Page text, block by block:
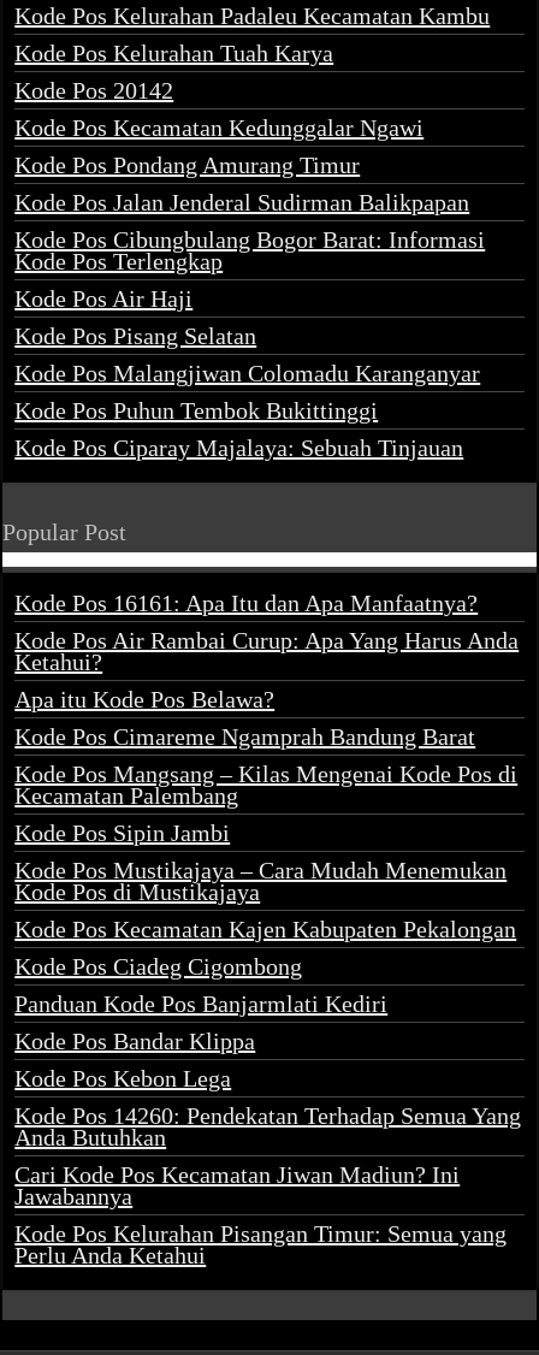
Kode Pos Kelurahan Padaleu Kecamatan Kambu
Kode Pos Kelurahan Tuah Karya
Kode Pos 20142
Kode Pos Kecamatan Kedunggalar Ngawi
Kode Pos Pondang Amurang Timur
Kode Pos Jalan Jenderal Sudirman Balikpapan
Kode Pos Cibungbulang Bogor Barat: Informasi
Kode Pos Terlengkap
Kode Pos Air Haji
Kode Pos Pisang Selatan
Kode Pos Malangjiwan Colomadu Karanganyar
Kode Pos Puhun Tembok Bukittinggi
Kode Pos Ciparay Majalaya: Sebuah Tinjauan
Popular Post
Kode Pos 16161: Apa Itu dan Apa Manfaatnya?
Kode Pos Air Rambai Curup: Apa Yang Harus Anda
Ketahui?
Apa itu Kode Pos Belawa?
Kode Pos Cimareme Ngamprah Bandung Barat
Kode Pos Mangsang – Kilas Mengenai Kode Pos di
Kecamatan Palembang
Kode Pos Sipin Jambi
Kode Pos Mustikajaya – Cara Mudah Menemukan
Kode Pos di Mustikajaya
Kode Pos Kecamatan Kajen Kabupaten Pekalongan
Kode Pos Ciadeg Cigombong
Panduan Kode Pos Banjarmlati Kediri
Kode Pos Bandar Klippa
Kode Pos Kebon Lega
Kode Pos 14260: Pendekatan Terhadap Semua Yang
Anda Butuhkan
Cari Kode Pos Kecamatan Jiwan Madiun? Ini
Jawabannya
Kode Pos Kelurahan Pisangan Timur: Semua yang
Perlu Anda Ketahui